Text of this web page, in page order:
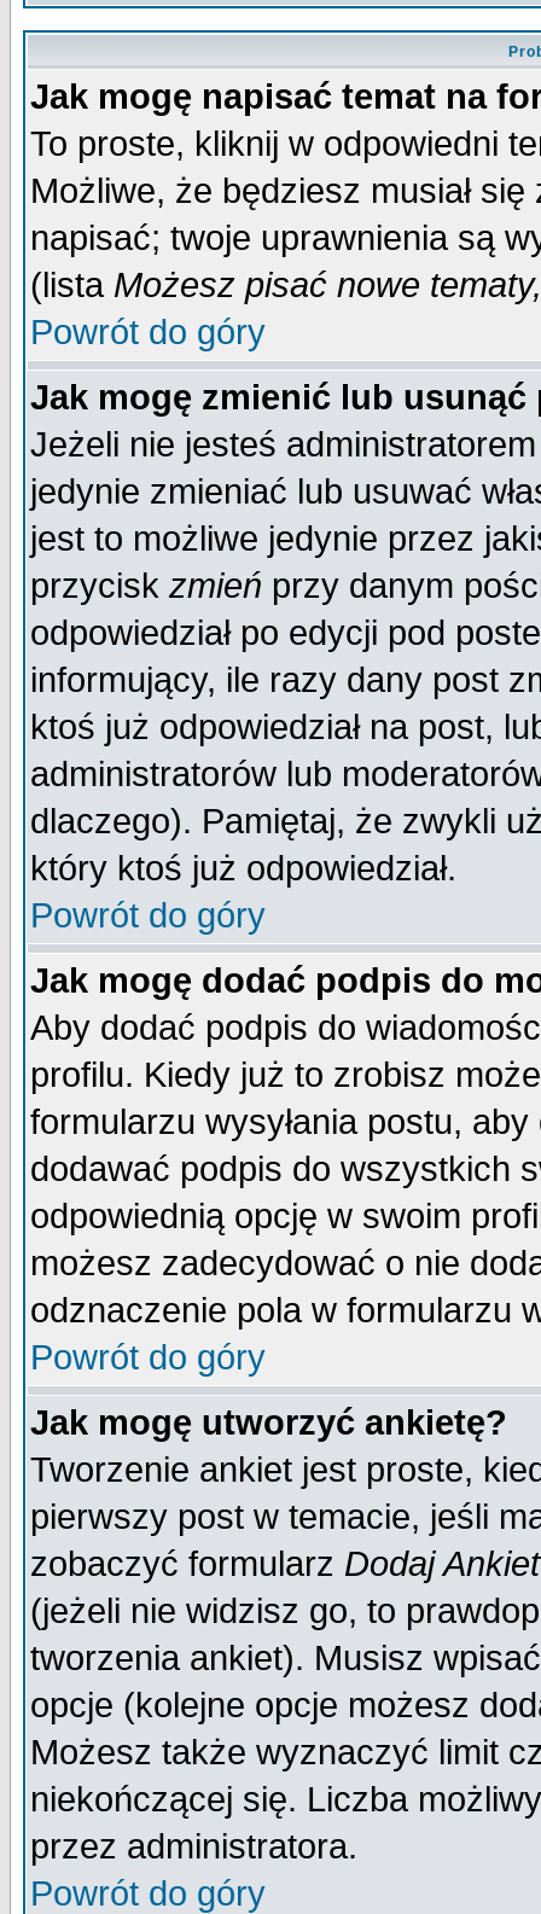
Jak mogę napisać temat na
To proste, kliknij w odpowiedni
Możliwe, że będziesz musiał
napisać; twoje uprawnienia są
(lista Możesz pisać nowe
Powrót do góry
Jak mogę zmienić lub usunąć
Jeżeli nie jesteś
jedynie zmieniać lub usuwać
jest to możliwe jedynie przez
przycisk zmień przy danym
odpowiedział po edycji pod
informujący, ile razy dany post
ktoś już odpowiedział na post,
administratorów lub
dlaczego). Pamiętaj, że zwykli
który ktoś już odpowiedział.
Powrót do góry
Jak mogę dodać podpis do
Aby dodać podpis do
profilu. Kiedy już to zrobisz
formularzu wysyłania postu,
dodawać podpis do wszystkich
odpowiednią opcję w swoim
możesz zadecydować o nie
odznaczenie pola w formularzu
Powrót do góry
Jak mogę utworzyć ankietę?
Tworzenie ankiet jest proste,
pierwszy post w temacie, jeśli
zobaczyć formularz Dodaj
(jeżeli nie widzisz go, to
tworzenia ankiet). Musisz
opcje (kolejne opcje możesz
Możesz także wyznaczyć limit
niekończącej się. Liczba
przez administratora.
Powrót do góry